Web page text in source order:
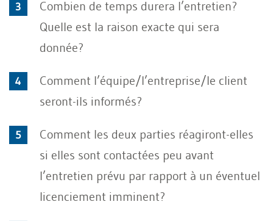
Combien de temps durera l’entretien?
Quelle est la raison exacte qui sera
donnée?
Comment l’équipe/l’entreprise/le client
seront-ils informés?
Comment les deux parties réagiront-elles
si elles sont contactées peu avant
l’entretien prévu par rapport à un éventuel
licenciement imminent?